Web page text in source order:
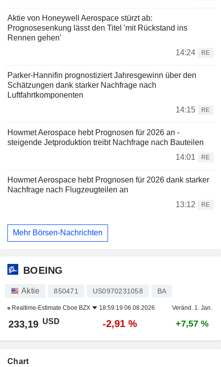
Aktie von Honeywell Aerospace stürzt ab:
Prognosesenkung lässt den Titel 'mit Rückstand ins
Rennen gehen'
14:24
RE
Parker-Hannifin prognostiziert Jahresgewinn über den
Schätzungen dank starker Nachfrage nach
Luftfahrtkomponenten
14:15
RE
Howmet Aerospace hebt Prognosen für 2026 an -
steigende Jetproduktion treibt Nachfrage nach Bauteilen
14:01
RE
Howmet Aerospace hebt Prognosen für 2026 dank starker
Nachfrage nach Flugzeugteilen an
13:12
RE
Mehr Börsen-Nachrichten
BOEING
Aktie 850471 US0970231058 BA
Realtime-Estimate Cboe BZX 18:59:19 06.08.2026 Veränd. 1. Jan.
233,19 USD -2,91 % +7,57 %
Chart